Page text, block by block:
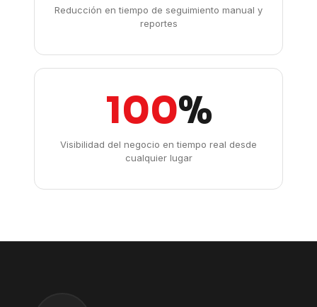
Reducción en tiempo de seguimiento manual y
reportes
100%
Visibilidad del negocio en tiempo real desde
cualquier lugar